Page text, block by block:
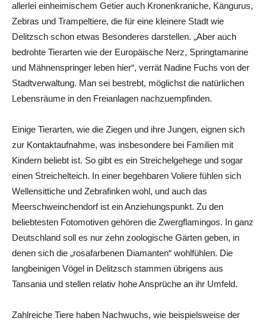
allerlei einheimischem Getier auch Kronenkraniche, Kängurus,
Zebras und Trampeltiere, die für eine kleinere Stadt wie
Delitzsch schon etwas Besonderes darstellen. „Aber auch
bedrohte Tierarten wie der Europäische Nerz, Springtamarine
und Mähnenspringer leben hier“, verrät Nadine Fuchs von der
Stadtverwaltung. Man sei bestrebt, möglichst die natürlichen
Lebensräume in den Freianlagen nachzuempfinden.
Einige Tierarten, wie die Ziegen und ihre Jungen, eignen sich
zur Kontaktaufnahme, was insbesondere bei Familien mit
Kindern beliebt ist. So gibt es ein Streichelgehege und sogar
einen Streichelteich. In einer begehbaren Voliere fühlen sich
Wellensittiche und Zebrafinken wohl, und auch das
Meerschweinchendorf ist ein Anziehungspunkt. Zu den
beliebtesten Fotomotiven gehören die Zwergflamingos. In ganz
Deutschland soll es nur zehn zoologische Gärten geben, in
denen sich die „rosafarbenen Diamanten“ wohlfühlen. Die
langbeinigen Vögel in Delitzsch stammen übrigens aus
Tansania und stellen relativ hohe Ansprüche an ihr Umfeld.
Zahlreiche Tiere haben Nachwuchs, wie beispielsweise der